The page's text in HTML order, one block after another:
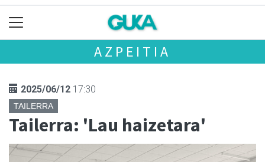
AZPEITIA
2025/06/12 17:30
TAILERRA
Tailerra: 'Lau haizetara'